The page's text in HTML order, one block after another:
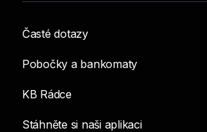
Časté dotazy
Pobočky a bankomaty
KB Rádce
Stáhněte si naši aplikaci